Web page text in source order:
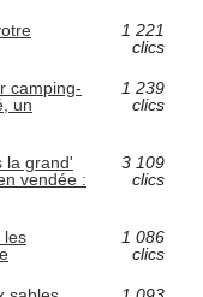
1 221
clics
camping-
un
1 239
clics
la grand'
vendée :
3 109
clics
les
1 086
clics